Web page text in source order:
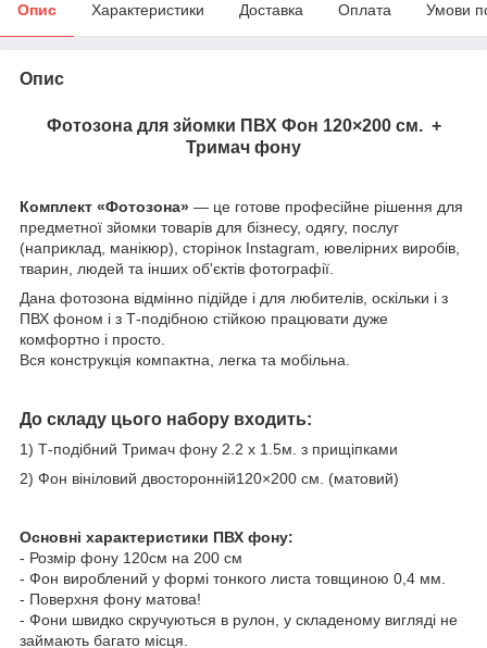
Опис Характеристики Доставка Оплата Умови
Опис
Фотозона для зйомки ПВХ Фон 120×200 см. +
Тримач фону
Комплект «Фотозона» — це готове професійне рішення для
предметної зйомки товарів для бізнесу, одягу, послуг
(наприклад, манікюр), сторінок Instagram, ювелірних виробів,
тварин, людей та інших об'єктів фотографії.
Дана фотозона відмінно підійде і для любителів, оскільки і з
ПВХ фоном і з Т-подібною стійкою працювати дуже
комфортно і просто.
Вся конструкція компактна, легка та мобільна.
До складу цього набору входить:
1) Т-подібний Тримач фону 2.2 х 1.5м. з прищіпками
2) Фон вініловий двосторонній120×200 см. (матовий)
Основні характеристики ПВХ фону:
- Розмір фону 120см на 200 см
- Фон вироблений у формі тонкого листа товщиною 0,4 мм.
- Поверхня фону матова!
- Фони швидко скручуються в рулон, у складеному вигляді не
займають багато місця.